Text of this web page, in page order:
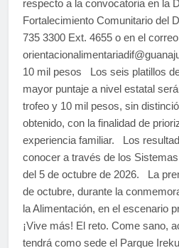
respecto a la convocatoria en la
Fortalecimiento Comunitario del
735 3300 Ext. 4655 o en el correo
10 mil pesos Los seis platillos
mayor puntaje a nivel estatal
trofeo y 10 mil pesos, sin
obtenido, con la finalidad de
experiencia familiar. Los
conocer a través de los
del 5 de octubre de 2026. La
de octubre, durante la
la Alimentación, en el escenario
¡Vive más! El reto. Come sano,
tendrá como sede el Parque